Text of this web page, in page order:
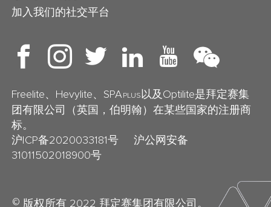
加入我们的社交平台
© 版权所有 2022 拜定赛集团有限公司。
Freelite、Hevylite、SPAPLUS 以及Optilite是拜定赛集
团有限公司（英国，伯明翰）在某些国家的注册商
标。
沪ICP备2020033181号 沪公网安备
31011502018900号